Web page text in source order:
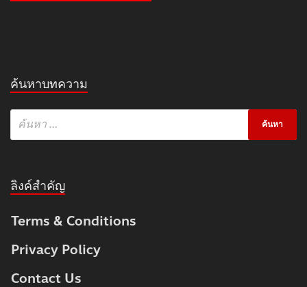
ค้นหาบทความ
ลิงค์สำคัญ
Terms & Conditions
Privacy Policy
Contact Us